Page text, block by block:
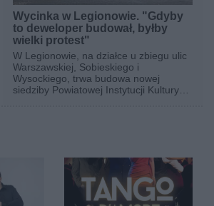
Wycinka w Legionowie. "Gdyby
to deweloper budował, byłby
wielki protest"
W Legionowie, na działce u zbiegu ulic
Warszawskiej, Sobieskiego i
Wysockiego, trwa budowa nowej
siedziby Powiatowej Instytucji Kultury